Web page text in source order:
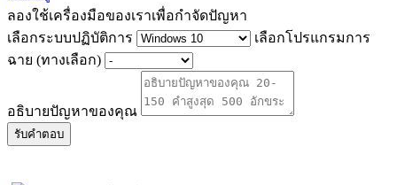
ลองใช้เครื่องมือของเราเพื่อกำจัดปัญหา
เลือกระบบปฏิบัติการ
เลือกโปรแกรมการ
ฉาย (ทางเลือก)
อธิบายปัญหาของคุณ
รับคำตอบ